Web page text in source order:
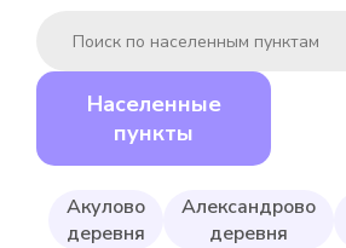
Gerrida СВК-
Выбрать
Населенные
пункты
Акулово
деревня
Александрово
деревня